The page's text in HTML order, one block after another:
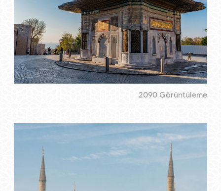
2090 Görüntüleme